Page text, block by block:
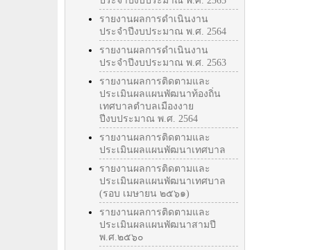
รายงานผลการดำเนินงาน
ประจำปีงบประมาณ พ.ศ. 2564
รายงานผลการดำเนินงาน
ประจำปีงบประมาณ พ.ศ. 2563
รายงานผลการติดตามและ
ประเมินผลแผนพัฒนาท้องถิ่น
เทศบาลตำบลเมืองงาย
ปีงบประมาณ พ.ศ. 2564
รายงานผลการติดตามและ
ประเมินผลแผนพัฒนาเทศบาล
รายงานผลการติดตามและ
ประเมินผลแผนพัฒนาเทศบาล
(รอบ เมษายน ๒๕๖๑)
รายงานผลการติดตามและ
ประเมินผลแผนพัฒนาสามปี
พ.ศ.๒๕๖๐